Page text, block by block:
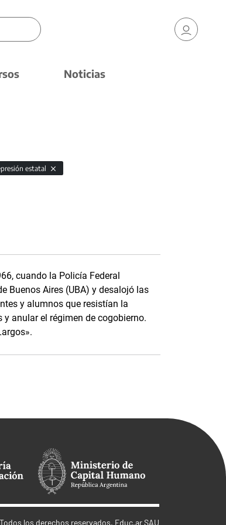
Noticias
estatal
cuando la Policía Federal
Buenos Aires (UBA) y desalojó las
y alumnos que resistían la
anular el régimen de cogobierno.
Todos los derechos reservados. Educ.ar SAU